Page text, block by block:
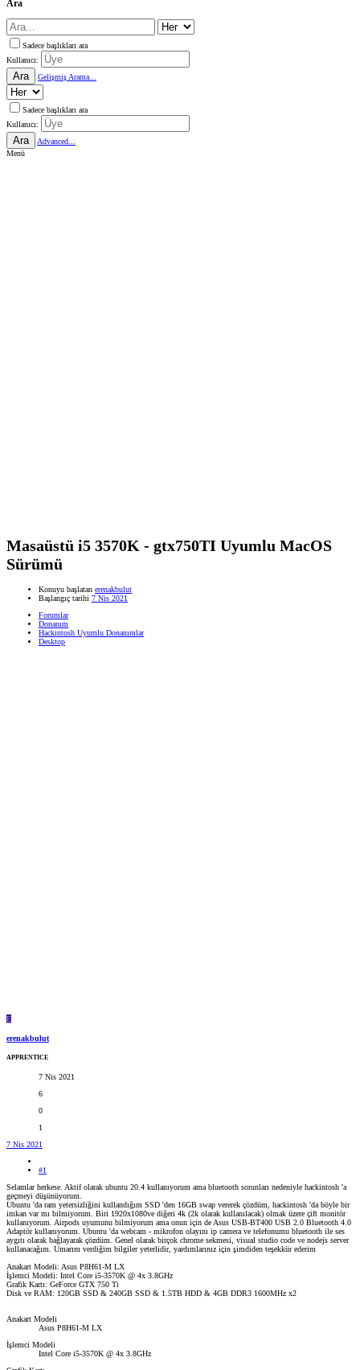
Ara
Sadece başlıkları ara
Kullanıcı:
Ara Gelişmiş Arama...
Sadece başlıkları ara
Kullanıcı:
Ara
Advanced...
Menü
Masaüstü i5 3570K - gtx750TI Uyumlu MacOS
Sürümü
Konuyu başlatan erenakbulut
Başlangıç tarihi 7 Nis 2021
Forumlar
Donanım
Hackintosh Uyumlu Donanımlar
Desktop
E
erenakbulut
APPRENTICE
7 Nis 2021
6
0
1
7 Nis 2021
#1
Selamlar herkese. Aktif olarak ubuntu 20.4 kullanıyorum ama bluetooth sorunları nedeniyle hackintosh 'a
geçmeyi düşünüyorum.
Ubuntu 'da ram yetersizliğini kullandığım SSD 'den 16GB swap vererek çözdüm, hackintosh 'da böyle bir
imkan var mı bilmiyorum. Biri 1920x1080ve diğeri 4k (2k olarak kullanılacak) olmak üzere çift monitör
kullanıyorum. Airpods uyumunu bilmiyorum ama onun için de Asus USB-BT400 USB 2.0 Bluetooth 4.0
Adaptör kullanıyorum. Ubuntu 'da webcam - mikrofon olayını ip camera ve telefonumu bluetooth ile ses
aygıtı olarak bağlayarak çözdüm. Genel olarak birçok chrome sekmesi, visual studio code ve nodejs server
kullanacağım. Umarım verdiğim bilgiler yeterlidir, yardımlarınız için şimdiden teşekkür ederim
Anakart Modeli: Asus P8H61-M LX
İşlemci Modeli: Intel Core i5-3570K @ 4x 3.8GHz
Grafik Kartı: GeForce GTX 750 Ti
Disk ve RAM: 120GB SSD & 240GB SSD & 1.5TB HDD & 4GB DDR3 1600MHz x2
Anakart Modeli
Asus P8H61-M LX
İşlemci Modeli
Intel Core i5-3570K @ 4x 3.8GHz